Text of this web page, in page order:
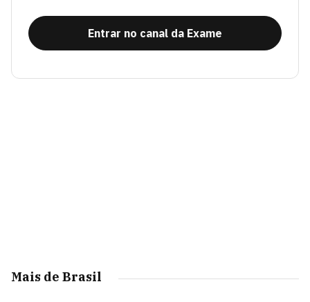
Entrar no canal da Exame
Mais de Brasil